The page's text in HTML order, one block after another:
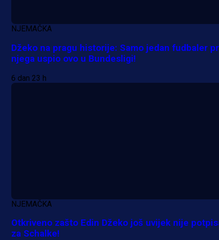
Muharemović se ozbiljno nameće
Leedsu: Nova dobra partija bh.
NJEMAČKA
Džeko na pragu historije: Samo jedan fudbaler
njega uspio ovo u Bundesligi!
6 dan 23 h
NJEMAČKA
Otkriveno zašto Edin Džeko još uvijek nije
za Schalke!